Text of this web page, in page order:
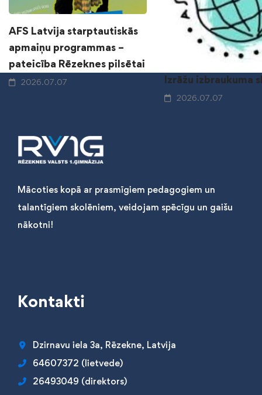
AFS Latvija starptautiskās
apmaiņu programmas –
pateicība Rēzeknes pilsētai
2026.07.07 Izrāžu izbraukuma
2026.07.07
Mācoties kopā ar prasmīgiem pedagogiem un
talantīgiem skolēniem, veidojam spēcīgu un gaišu
nākotni!
Kontakti
Dzirnavu iela 3a, Rēzekne, Latvija
64607372 (lietvede)
26493049 (direktors)